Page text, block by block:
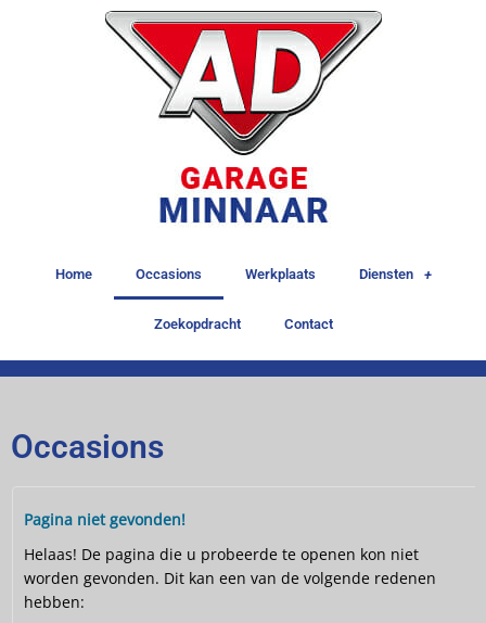
Home Occasions Werkplaats Diensten
Zoekopdracht Contact
Occasions
Pagina niet gevonden!
Helaas! De pagina die u probeerde te openen kon niet
worden gevonden. Dit kan een van de volgende redenen
hebben: